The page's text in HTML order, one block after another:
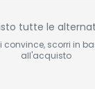
tutte le
convince, scorri in
all'acquisto